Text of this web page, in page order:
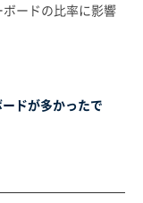
ードの比率に影響
ドが多かったで